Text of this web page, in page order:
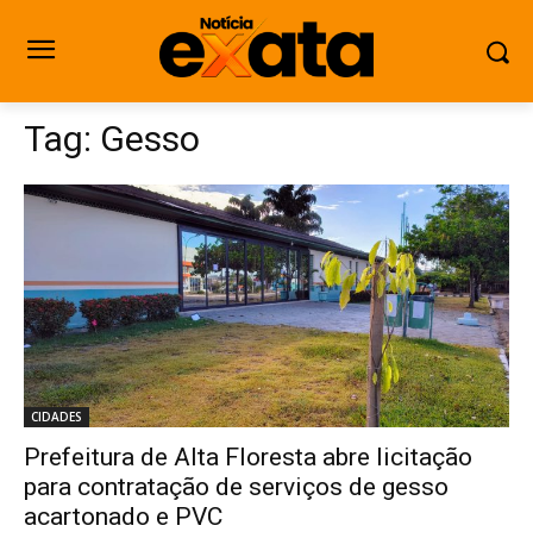
Tag: Gesso
CIDADES
Prefeitura de Alta Floresta abre licitação
para contratação de serviços de gesso
acartonado e PVC